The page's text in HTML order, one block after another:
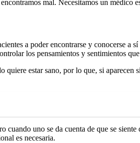
mal. Necesitamos un médico
a poder encontrarse y conocerse
los pensamientos y sentimientos
quiere estar sano, por lo que, si aparecen
uno se da cuenta de que se
es necesaria.